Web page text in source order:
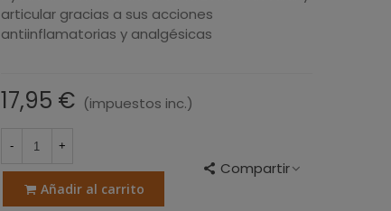
articular gracias a sus acciones
antiinflamatorias y analgésicas
17,95 € (impuestos inc.)
- +
Añadir al carrito
Compartir